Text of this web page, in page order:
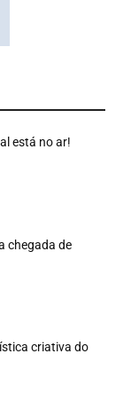
está no ar!
chegada de
criativa do